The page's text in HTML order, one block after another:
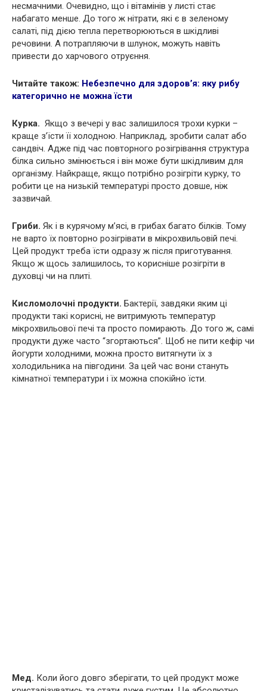
несмачними. Очевидно, що і вітамінів у листі стає
набагато менше. До того ж нітрати, які є в зеленому
салаті, під дією тепла перетворюються в шкідливі
речовини. А потрапляючи в шлунок, можуть навіть
привести до харчового отруєння.
Читайте також: Небезпечно для здоров’я: яку рибу
категорично не можна їсти
Курка. Якщо з вечері у вас залишилося трохи курки –
краще з’їсти її холодною. Наприклад, зробити салат або
сандвіч. Адже під час повторного розігрівання структура
білка сильно змінюється і він може бути шкідливим для
організму. Найкраще, якщо потрібно розігріти курку, то
робити це на низькій температурі просто довше, ніж
зазвичай.
Гриби. Як і в курячому м’ясі, в грибах багато білків. Тому
не варто їх повторно розігрівати в мікрохвильовій печі.
Цей продукт треба їсти одразу ж після приготування.
Якщо ж щось залишилось, то корисніше розігріти в
духовці чи на плиті.
Кисломолочні продукти. Бактерії, завдяки яким ці
продукти такі корисні, не витримують температур
мікрохвильової печі та просто помирають. До того ж, самі
продукти дуже часто “згортаються”. Щоб не пити кефір чи
йогурти холодними, можна просто витягнути їх з
холодильника на півгодини. За цей час вони стануть
кімнатної температури і їх можна спокійно їсти.
Мед. Коли його довго зберігати, то цей продукт може